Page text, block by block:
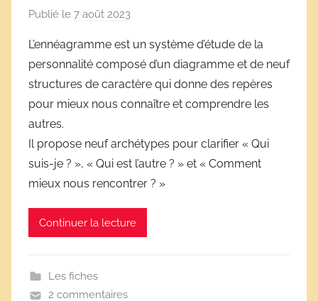
Publié le 7 août 2023
r
D
é
r
v
e
s
o
L’ennéagramme est un système d’étude de la
personnalité composé d’un diagramme et de neuf
structures de caractère qui donne des repères
pour mieux nous connaître et comprendre les
autres.
Il propose neuf archétypes pour clarifier « Qui
suis-je ? », « Qui est l’autre ? » et « Comment
mieux nous rencontrer ? »
Continuer la lecture
Les fiches
2 commentaires